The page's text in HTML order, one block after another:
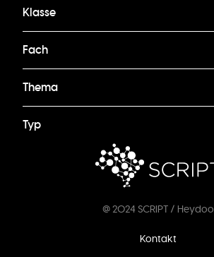
Klasse
Fach
Thema
Typ
@ 2024 SCRIPT / Heydoo
Kontakt